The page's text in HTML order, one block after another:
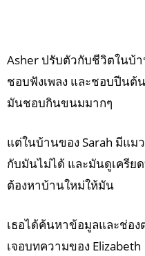
Asher ปรับตัวกับชีวิตในบ้
ชอบฟังเพลง และชอบปีน
มันชอบกินขนมมากๆ
แต่ในบ้านของ Sarah มีแม
กับมันไม่ได้ และมันดูเครีย
ต้องหาบ้านใหม่ให้มัน
เธอได้ค้นหาข้อมูลและช่อง
เจอบทความของ Elizabeth